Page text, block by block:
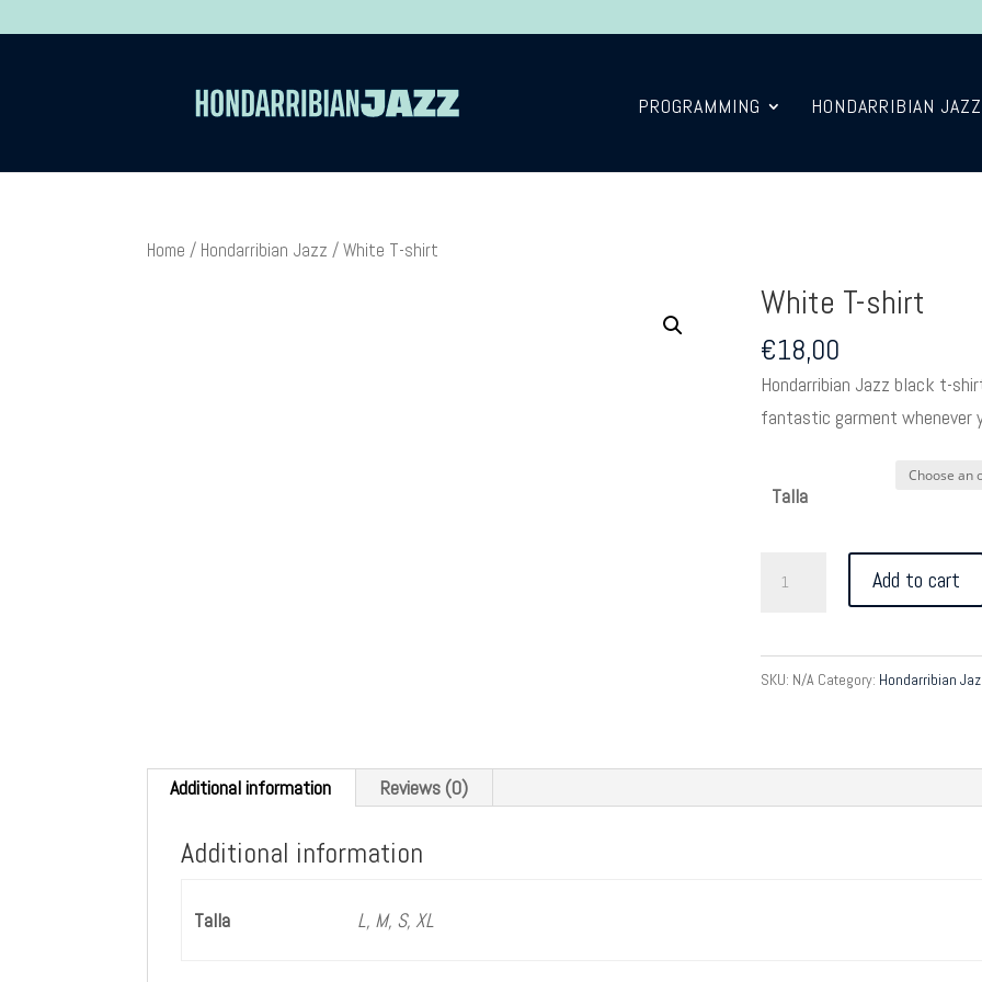
PROGRAMMING HONDARRIBIAN JAZZ
Home / Hondarribian Jazz / White T-shirt
White T-shirt
€18,00
Hondarribian Jazz black t-
fantastic garment whenever
Talla
quantity
Add to cart
SKU: N/A Category: Hondarribian
Additional information Reviews (0)
Additional information
Talla L, M, S, XL